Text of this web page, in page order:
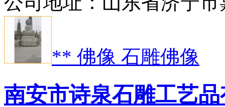
** 佛像 石雕佛像
南安市诗泉石雕工艺